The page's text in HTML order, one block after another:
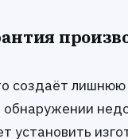
создаёт лишнюю
обнаружении
установить